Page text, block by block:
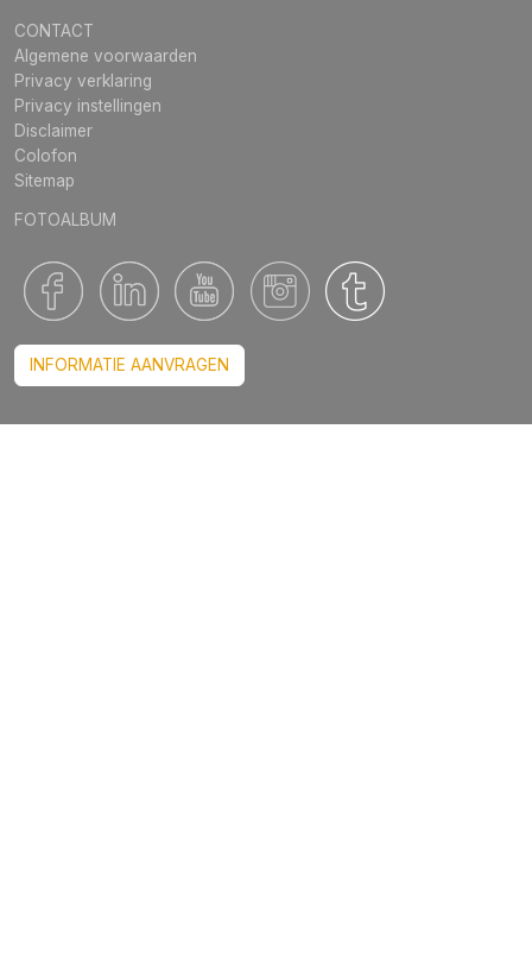
CONTACT
Algemene voorwaarden
Privacy verklaring
Privacy instellingen
Disclaimer
Colofon
Sitemap
FOTOALBUM
INFORMATIE AANVRAGEN